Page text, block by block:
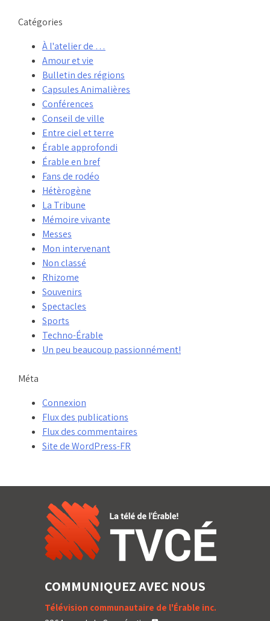
Catégories
À l'atelier de …
Amour et vie
Bulletin des régions
Capsules Animalières
Conférences
Conseil de ville
Entre ciel et terre
Érable approfondi
Érable en bref
Fans de rodéo
Hétèrogène
La Tribune
Mémoire vivante
Messes
Mon intervenant
Non classé
Rhizome
Souvenirs
Spectacles
Sports
Techno-Érable
Un peu beaucoup passionnément!
Méta
Connexion
Flux des publications
Flux des commentaires
Site de WordPress-FR
COMMUNIQUEZ AVEC NOUS
Télévision communautaire de l'Érable inc.